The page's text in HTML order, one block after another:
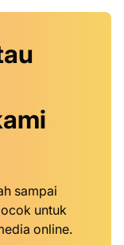
sampai
untuk
online.